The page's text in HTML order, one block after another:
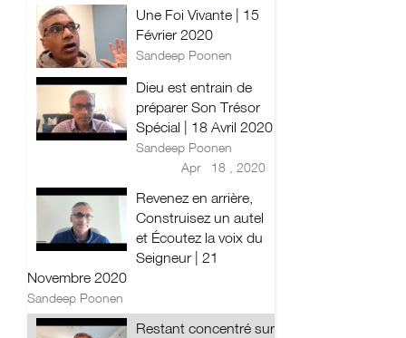
Une Foi Vivante | 15
Février 2020
Sandeep Poonen
Dieu est entrain de
préparer Son Trésor
Spécial | 18 Avril 2020
Sandeep Poonen
Apr 18 , 2020
Revenez en arrière,
Construisez un autel
et Écoutez la voix du
Seigneur | 21
Novembre 2020
Sandeep Poonen
Restant concentré sur